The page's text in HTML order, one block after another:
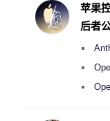
度
苹果
后者
《人
2000